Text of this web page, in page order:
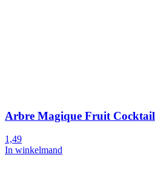
Arbre Magique Fruit Cocktail
1,49
In winkelmand